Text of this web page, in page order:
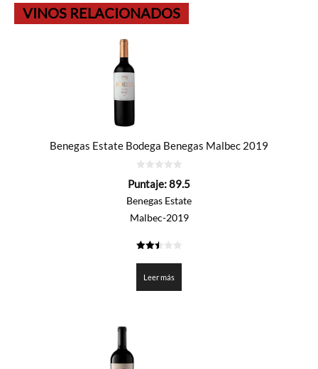
VINOS RELACIONADOS
Benegas Estate Bodega Benegas Malbec 2019
de
Puntaje:89.5
Benegas Estate
Malbec-2019
de 5
Leer más